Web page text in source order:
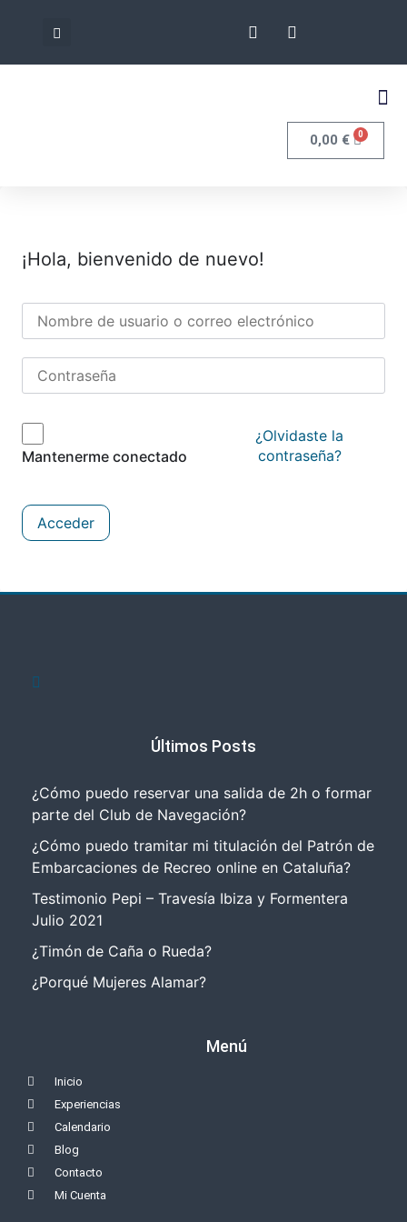
0,00 € 0
¡Hola, bienvenido de nuevo!
Mantenerme conectado
¿Olvidaste la
contraseña?
Acceder
Últimos Posts
¿Cómo puedo reservar una salida de 2h o formar
parte del Club de Navegación?
¿Cómo puedo tramitar mi titulación del Patrón de
Embarcaciones de Recreo online en Cataluña?
Testimonio Pepi – Travesía Ibiza y Formentera
Julio 2021
¿Timón de Caña o Rueda?
¿Porqué Mujeres Alamar?
Menú
Inicio
Experiencias
Calendario
Blog
Contacto
Mi Cuenta